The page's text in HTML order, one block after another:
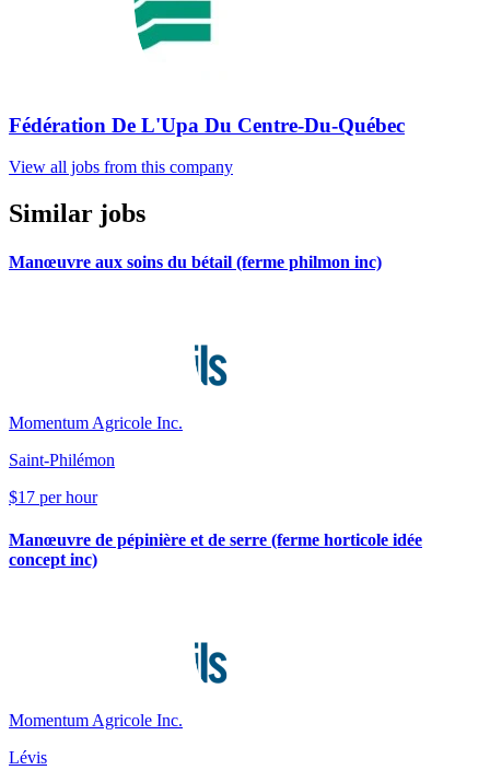
Fédération De L'Upa Du Centre-Du-Québec
View all jobs from this company
Similar jobs
Manœuvre aux soins du bétail (ferme philmon inc)
Momentum Agricole Inc.
Saint-Philémon
$17 per hour
Manœuvre de pépinière et de serre (ferme horticole idée
concept inc)
Momentum Agricole Inc.
Lévis